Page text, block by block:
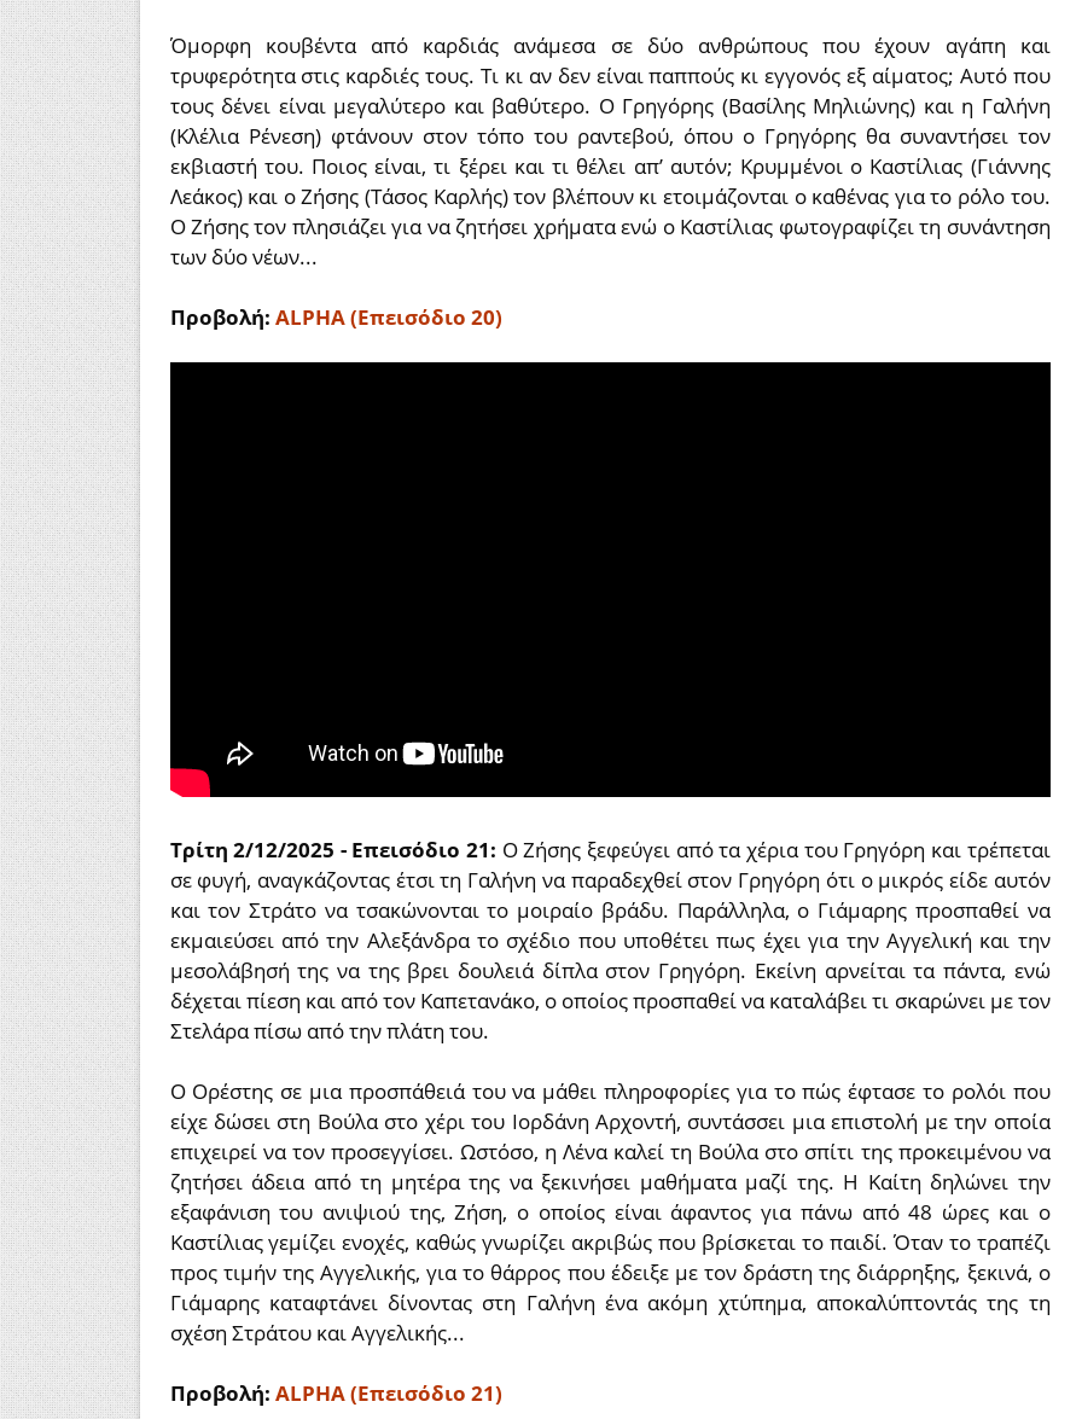
Όμορφη κουβέντα από καρδιάς ανάμεσα σε δύο ανθρώπους που έχουν αγάπη και
τρυφερότητα στις καρδιές τους. Τι κι αν δεν είναι παππούς κι εγγονός εξ αίματος; Αυτό που
τους δένει είναι μεγαλύτερο και βαθύτερο. Ο Γρηγόρης (Βασίλης Μηλιώνης) και η Γαλήνη
(Κλέλια Ρένεση) φτάνουν στον τόπο του ραντεβού, όπου ο Γρηγόρης θα συναντήσει τον
εκβιαστή του. Ποιος είναι, τι ξέρει και τι θέλει απ’ αυτόν; Κρυμμένοι ο Καστίλιας (Γιάννης
Λεάκος) και ο Ζήσης (Τάσος Καρλής) τον βλέπουν κι ετοιμάζονται ο καθένας για το ρόλο του.
Ο Ζήσης τον πλησιάζει για να ζητήσει χρήματα ενώ ο Καστίλιας φωτογραφίζει τη συνάντηση
των δύο νέων...
Προβολή: ALPHA (Επεισόδιο 20)
Τρίτη 2/12/2025 - Επεισόδιο 21: O Ζήσης ξεφεύγει από τα χέρια του Γρηγόρη και τρέπεται
σε φυγή, αναγκάζοντας έτσι τη Γαλήνη να παραδεχθεί στον Γρηγόρη ότι ο μικρός είδε αυτόν
και τον Στράτο να τσακώνονται το μοιραίο βράδυ. Παράλληλα, ο Γιάμαρης προσπαθεί να
εκμαιεύσει από την Αλεξάνδρα το σχέδιο που υποθέτει πως έχει για την Αγγελική και την
μεσολάβησή της να της βρει δουλειά δίπλα στον Γρηγόρη. Εκείνη αρνείται τα πάντα, ενώ
δέχεται πίεση και από τον Καπετανάκο, ο οποίος προσπαθεί να καταλάβει τι σκαρώνει με τον
Στελάρα πίσω από την πλάτη του.
Ο Ορέστης σε μια προσπάθειά του να μάθει πληροφορίες για το πώς έφτασε το ρολόι που
είχε δώσει στη Βούλα στο χέρι του Ιορδάνη Αρχοντή, συντάσσει μια επιστολή με την οποία
επιχειρεί να τον προσεγγίσει. Ωστόσο, η Λένα καλεί τη Βούλα στο σπίτι της προκειμένου να
ζητήσει άδεια από τη μητέρα της να ξεκινήσει μαθήματα μαζί της. Η Καίτη δηλώνει την
εξαφάνιση του ανιψιού της, Ζήση, ο οποίος είναι άφαντος για πάνω από 48 ώρες και ο
Καστίλιας γεμίζει ενοχές, καθώς γνωρίζει ακριβώς που βρίσκεται το παιδί. Όταν το τραπέζι
προς τιμήν της Αγγελικής, για το θάρρος που έδειξε με τον δράστη της διάρρηξης, ξεκινά, ο
Γιάμαρης καταφτάνει δίνοντας στη Γαλήνη ένα ακόμη χτύπημα, αποκαλύπτοντάς της τη
σχέση Στράτου και Αγγελικής...
Προβολή: ALPHA (Επεισόδιο 21)